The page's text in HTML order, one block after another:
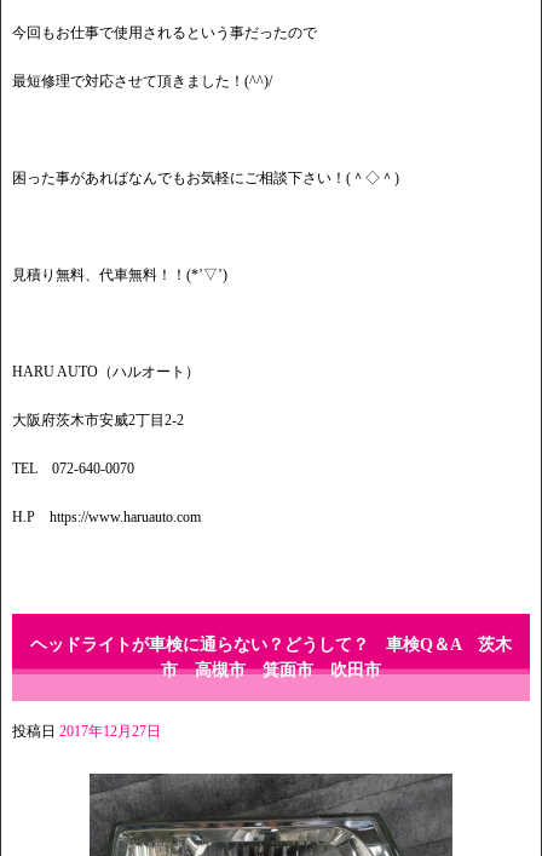
今回もお仕事で使用されるという事だったので
最短修理で対応させて頂きました！(^^)/
困った事があればなんでもお気軽にご相談下さい！(＾◇＾)
見積り無料、代車無料！！(*’▽’)
HARU AUTO（ハルオート）
大阪府茨木市安威2丁目2-2
TEL 072-640-0070
H.P https://www.haruauto.com
ヘッドライトが車検に通らない？どうして？ 車検Q＆A 茨木
市 高槻市 箕面市 吹田市
投稿日 2017年12月27日